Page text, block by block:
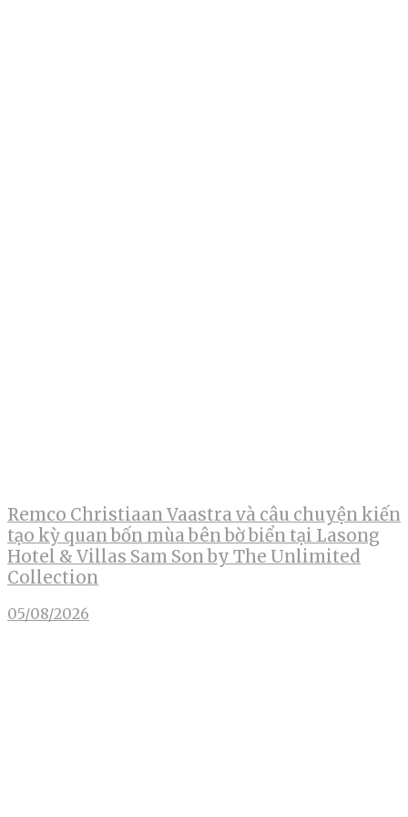
Remco Christiaan Vaastra và câu chuyện kiến
tạo kỳ quan bốn mùa bên bờ biển tại Lasong
Hotel & Villas Sam Son by The Unlimited
Collection
05/08/2026